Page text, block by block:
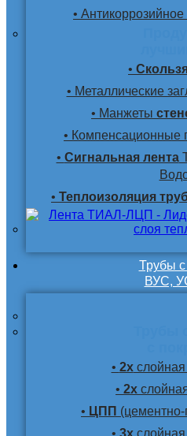
•
•
• Металлические
• Манжеты
• Компенсационные
• Сигнальная лента
• Теплоизоляция
Трубы
ВУС,
• 2хслойная
• 2х
• ЦПП